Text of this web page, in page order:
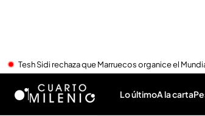
Tesh Sidi rechaza que Marruecos organice el
Lo últimoA la carta